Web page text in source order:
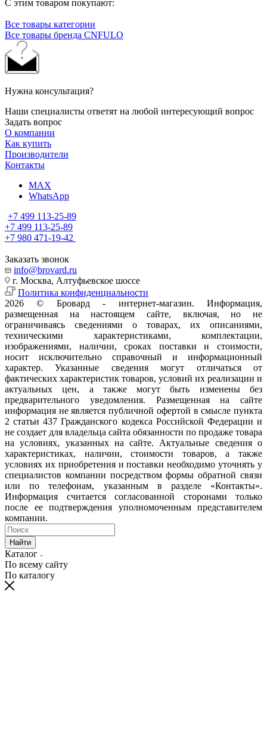
С этим товаром покупают:
Все товары категории
Все товары бренда CNFULO
Нужна консультация?
Наши специалисты ответят на любой интересующий вопрос
Задать вопрос
О компании
Как купить
Производители
Контакты
MAX
WhatsApp
+7 499 113-25-89
+7 499 113-25-89
+7 980 471-19-42
Заказать звонок
info@brovard.ru
г. Москва, Алтуфьевское шоссе
Политика конфиденциальности
2026 © Бровард - интернет-магазин. Информация,
размещенная на настоящем сайте, включая, но не
ограничиваясь сведениями о товарах, их описаниями,
техническими характеристиками, комплектации,
изображениями, наличии, сроках поставки и стоимости,
носит исключительно справочный и информационный
характер. Указанные сведения могут отличаться от
фактических характеристик товаров, условий их реализации и
актуальных цен, а также могут быть изменены без
предварительного уведомления. Размещенная на сайте
информация не является публичной офертой в смысле пункта
2 статьи 437 Гражданского кодекса Российской Федерации и
не создает для владельца сайта обязанности по продаже товара
на условиях, указанных на сайте. Актуальные сведения о
характеристиках, наличии, стоимости товаров, а также
условиях их приобретения и поставки необходимо уточнять у
специалистов компании посредством формы обратной связи
или по телефонам, указанным в разделе «Контакты».
Информация считается согласованной сторонами только
после ее подтверждения уполномоченным представителем
компании.
Найти
Каталог
По всему сайту
По каталогу